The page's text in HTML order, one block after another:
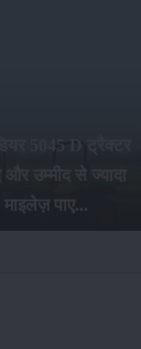
की सबसे बेहतरीन
ट्रैक्टर कंपनियां...